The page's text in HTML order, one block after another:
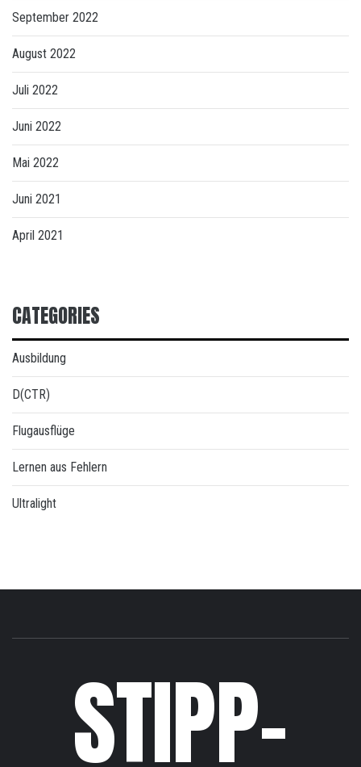
September 2022
August 2022
Juli 2022
Juni 2022
Mai 2022
Juni 2021
April 2021
CATEGORIES
Ausbildung
D(CTR)
Flugausflüge
Lernen aus Fehlern
Ultralight
STIPP-